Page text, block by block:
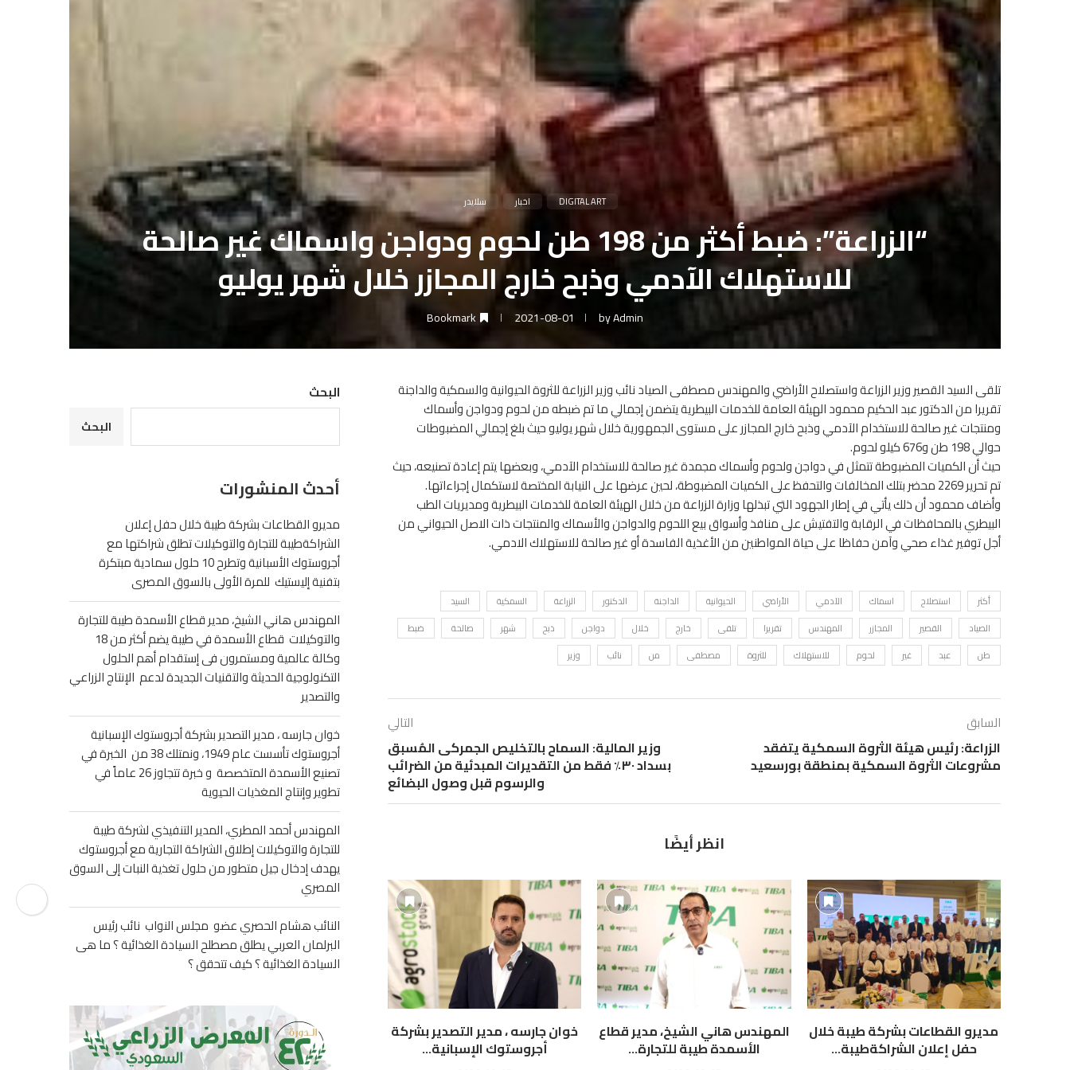
DIGITAL ART اخبار سلايدر
“الزراعة”: ضبط أكثر من 198 طن لحوم ودواجن واسماك غير صالحة
للاستهلاك الآدمي وذبح خارج المجازر خلال شهر يوليو
byAdmin
2021-08-01
Bookmark
تلقى السيد القصير وزير الزراعة واستصلاح الأراضي والمهندس مصطفى الصياد نائب وزير الزراعة للثروة الحيوانية والسمكية والداجنة
تقريرا من الدكتور عبد الحكيم محمود الهيئة العامة للخدمات البيطرية يتضمن إجمالي ما تم ضبطه من لحوم ودواجن وأسماك
ومنتجات غير صالحة للاستخدام الآدمي وذبح خارج المجازر على مستوى الجمهورية خلال شهر يوليو حيث بلغ إجمالي المضبوطات
حوالي 198 طن و676 كيلو لحوم.
حيث أن الكميات المضبوطة تتمثل في دواجن ولحوم وأسماك مجمدة غير صالحة للاستخدام الآدمي، وبعضها يتم إعادة تصنيعه، حيث
تم تحرير 2269 محضر بتلك المخالفات والتحفظ على الكميات المضبوطة، لحين عرضها على النيابة المختصة لاستكمال إجراءاتها.
وأضاف محمود أن ذلك يأتي في إطار الجهود التي تبذلها وزارة الزراعة من خلال الهيئة العامة للخدمات البيطرية ومديريات الطب
البيطري بالمحافظات في الرقابة والتفتيش على منافذ وأسواق بيع اللحوم والدواجن والأسماك والمنتجات ذات الاصل الحيواني من
أجل توفير غذاء صحي وآمن حفاظا على حياة المواطنين من الأغذية الفاسدة أو غير صالحة للاستهلاك الادمي.
أكثر استصلاح اسماك الآدمي الأراضي الحيوانية الداجنة الدكتور الزراعة السمكية
السيد
الصياد
القصير المجازر المهندس تقريرا تلقى خارج خلال دواجن ذبح شهر صالحة
ضبط
طن
عبد غير لحوم للاستهلاك للثروة مصطفى من نائب وزير
السابق
الزراعة: رئيس هيئة الثروة السمكية يتفقد
مشروعات الثروة السمكية بمنطقة بورسعيد
التالي
وزير المالية: السماح بالتخليص الجمركى المُسبق
بسداد ٣٠٪ فقط من التقديرات المبدئية من الضرائب
والرسوم قبل وصول البضائع
انظر أيضًا
مديرو القطاعات بشركة طيبة خلال
حفل إعلان الشراكةطيبة...
المهندس هاني الشيخ، مدير قطاع
الأسمدة طيبة للتجارة...
خوان جارسه ، مدير التصدير بشركة
أجروستوك الإسبانية...
المهندس أحمد المطري، المدير
التنفيذي لشركة طيبة للتجارة...
النائب هشام الحصري
النواب نائب رئيس...
البحث
البحث
أحدث المنشورات
مديرو القطاعات بشركة طيبة خلال حفل إعلان
الشراكةطيبة للتجارة والتوكيلات تطلق شراكتها مع
أجروستوك الأسبانية وتطرح 10 حلول سمادية مبتكرة
بتفنية إليستيك للمرة الأولى بالسوق المصرى
المهندس هاني الشيخ، مدير قطاع الأسمدة طيبة للتجارة
والتوكيلات قطاع الأسمدة في طيبة يضم أكثر من 18
وكالة عالمية ومستمرون فى إستقدام أهم الحلول
التكنولوجية الحديثة والتقنيات الجديدة لدعم الإنتاج الزراعي
والتصدير
خوان جارسه ، مدير التصدير بشركة أجروستوك الإسبانية
أجروستوك تأسست عام 1949، ونمتلك 38 من الخبرة في
تصنيع الأسمدة المتخصصة و خبرة تتجاوز 26 عاماً في
تطوير وإنتاج المغذيات الحيوية
المهندس أحمد المطري، المدير التنفيذي لشركة طيبة
للتجارة والتوكيلات إطلاق الشراكة التجارية مع أجروستوك
يهدف إدخال جيل متطور من حلول تغذية النبات إلى السوق
المصري
النائب هشام الحصري عضو مجلس النواب نائب رئيس
البرلمان العربي يطلق مصطلح السيادة الغذائية ؟ ما هى
السيادة الغذائية ؟ كيف تتحقق ؟